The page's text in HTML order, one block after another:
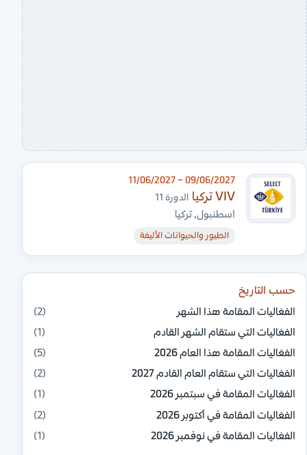
09/06/2027 ~ 11/06/2027
VIV تركيا الدورة 11
اسطنبول, تركيا
الطيور والحيوانات الأليفة
حسب التاريخ
الفعّاليات المقامة هذا الشهر
(2)
الفعّاليات التي ستقام الشهر القادم
(1)
الفعّاليات المقامة هذا العام 2026
(5)
الفعّاليات التي ستقام العام القادم 2027
(2)
الفعّاليات المقامة في سبتمبر 2026
(1)
الفعّاليات المقامة في أكتوبر 2026
(2)
الفعّاليات المقامة في نوفمبر 2026
(1)